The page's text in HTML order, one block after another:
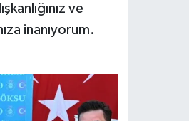
ve
inanıyorum.